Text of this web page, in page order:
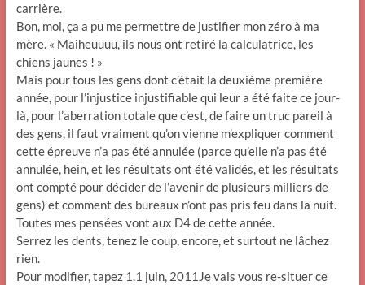
carrière.
Bon, moi, ça a pu me permettre de justifier mon zéro à ma
mère. « Maiheuuuu, ils nous ont retiré la calculatrice, les
chiens jaunes ! »
Mais pour tous les gens dont c’était la deuxième première
année, pour l’injustice injustifiable qui leur a été faite ce jour-
là, pour l’aberration totale que c’est, de faire un truc pareil à
des gens, il faut vraiment qu’on vienne m’expliquer comment
cette épreuve n’a pas été annulée (parce qu’elle n’a pas été
annulée, hein, et les résultats ont été validés, et les résultats
ont compté pour décider de l’avenir de plusieurs milliers de
gens) et comment des bureaux n’ont pas pris feu dans la nuit.
Toutes mes pensées vont aux D4 de cette année.
Serrez les dents, tenez le coup, encore, et surtout ne lâchez
rien.
Pour modifier, tapez 1.1 juin, 2011Je vais vous re-situer ce